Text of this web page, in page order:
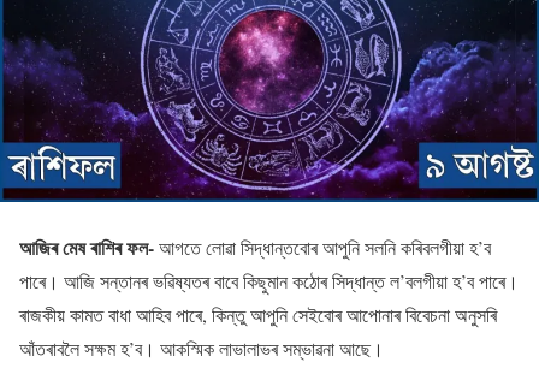
আজিৰ মেষ ৰাশিৰ ফল-আগতে লোৱা সিদ্ধান্তবোৰ আপুনি সলনি কৰিবলগীয়া হ’ব
পাৰে। আজি সন্তানৰ ভৱিষ্যতৰ বাবে কিছুমান কঠোৰ সিদ্ধান্ত ল’বলগীয়া হ’ব পাৰে।
ৰাজকীয় কামত বাধা আহিব পাৰে, কিন্তু আপুনি সেইবোৰ আপোনাৰ বিবেচনা অনুসৰি
আঁতৰাবলৈ সক্ষম হ’ব। আকস্মিক লাভালাভৰ সম্ভাৱনা আছে।